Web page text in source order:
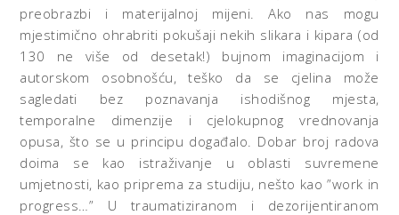
preobrazbi i materijalnoj mijeni. Ako nas mogu
mjestimično ohrabriti pokušaji nekih slikara i kipara (od
130 ne više od desetak!) bujnom imaginacijom i
autorskom osobnošću, teško da se cjelina može
sagledati bez poznavanja ishodišnog mjesta,
temporalne dimenzije i cjelokupnog vrednovanja
opusa, što se u principu događalo. Dobar broj radova
doima se kao istraživanje u oblasti suvremene
umjetnosti, kao priprema za studiju, nešto kao ”work in
progress…” U traumatiziranom i dezorijentiranom